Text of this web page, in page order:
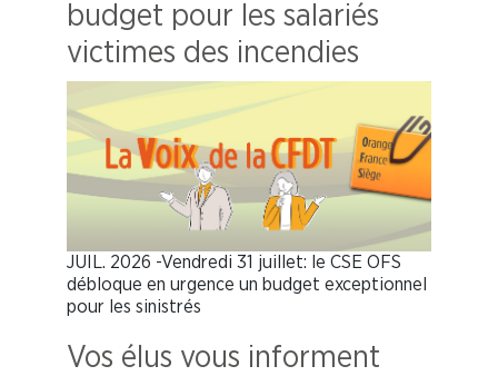
budget pour les salariés
victimes des incendies
JUIL. 2026 -Vendredi 31 juillet: le CSE OFS
débloque en urgence un budget exceptionnel
pour les sinistrés
Vos élus vous informent